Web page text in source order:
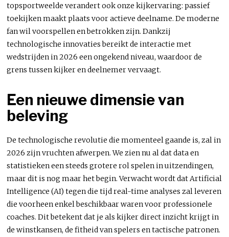
topsportweelde verandert ook onze kijkervaring: passief
toekijken maakt plaats voor actieve deelname. De moderne
fan wil voorspellen en betrokken zijn. Dankzij
technologische innovaties bereikt de interactie met
wedstrijden in 2026 een ongekend niveau, waardoor de
grens tussen kijker en deelnemer vervaagt.
Een nieuwe dimensie van
beleving
De technologische revolutie die momenteel gaande is, zal in
2026 zijn vruchten afwerpen. We zien nu al dat data en
statistieken een steeds grotere rol spelen in uitzendingen,
maar dit is nog maar het begin. Verwacht wordt dat Artificial
Intelligence (AI) tegen die tijd real-time analyses zal leveren
die voorheen enkel beschikbaar waren voor professionele
coaches. Dit betekent dat je als kijker direct inzicht krijgt in
de winstkansen, de fitheid van spelers en tactische patronen.